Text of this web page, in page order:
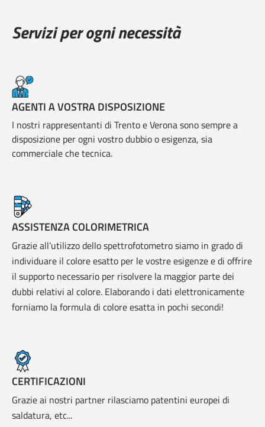
Servizi per ogni necessità
AGENTI A VOSTRA DISPOSIZIONE
I nostri rappresentanti di Trento e Verona sono sempre a
disposizione per ogni vostro dubbio o esigenza, sia
commerciale che tecnica.
ASSISTENZA COLORIMETRICA
Grazie all’utilizzo dello spettrofotometro siamo in grado di
individuare il colore esatto per le vostre esigenze e di offrire
il supporto necessario per risolvere la maggior parte dei
dubbi relativi al colore. Elaborando i dati elettronicamente
forniamo la formula di colore esatta in pochi secondi!
CERTIFICAZIONI
Grazie ai nostri partner rilasciamo patentini europei di
saldatura, etc...